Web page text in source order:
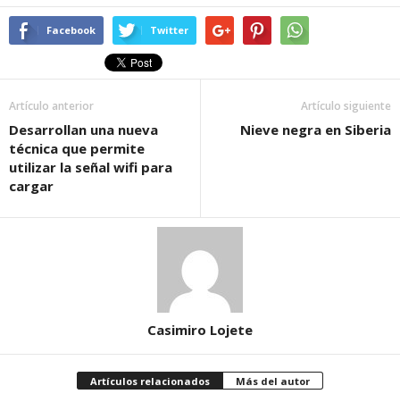
Facebook Twitter
Artículo anterior
Desarrollan una nueva
técnica que permite
utilizar la señal wifi para
cargar
Artículo siguiente
Nieve negra en Siberia
Casimiro Lojete
Artículos relacionados Más del autor